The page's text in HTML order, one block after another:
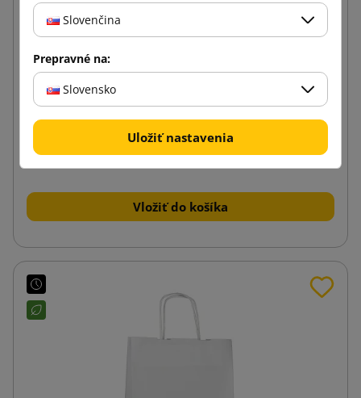
od 0,35 € s DPH
Vložiť do košíka
Slovenčina
Prepravné na:
Slovensko
Uložiť nastavenia